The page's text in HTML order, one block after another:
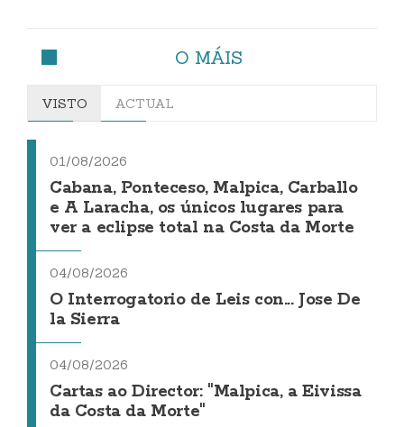
O MÁIS
VISTO ACTUAL
01/08/2026
Cabana, Ponteceso, Malpica, Carballo
e A Laracha, os únicos lugares para
ver a eclipse total na Costa da Morte
04/08/2026
O Interrogatorio de Leis con... Jose De
la Sierra
04/08/2026
Cartas ao Director: "Malpica, a Eivissa
da Costa da Morte"